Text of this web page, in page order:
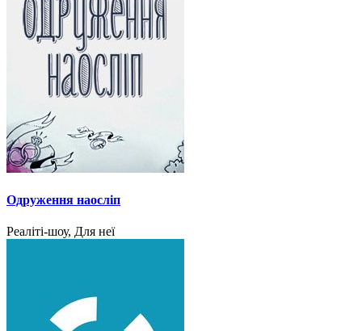
Одруження наосліп
Реаліті-шоу, Для неї